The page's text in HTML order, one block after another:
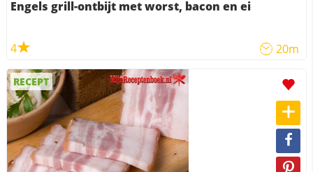
Engels grill-ontbijt met worst, bacon en ei
4 20m
RECEPT